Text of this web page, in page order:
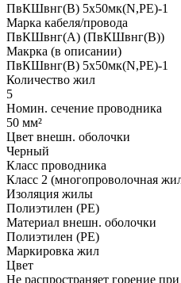
ПвКШвнг(B) 5x50мк(N,PE)-1
Марка кабеля/провода
ПвКШвнг(А) (ПвКШвнг(B))
Макрка (в описании)
ПвКШвнг(B) 5x50мк(N,PE)-1
Количество жил
5
Номин. сечение проводника
50 мм²
Цвет внешн. оболочки
Черный
Класс проводника
Класс 2 (многопроволочная
Изоляция жилы
Полиэтилен (PE)
Материал внешн. оболочки
Полиэтилен (PE)
Маркировка жил
Цвет
Не распространяет горение